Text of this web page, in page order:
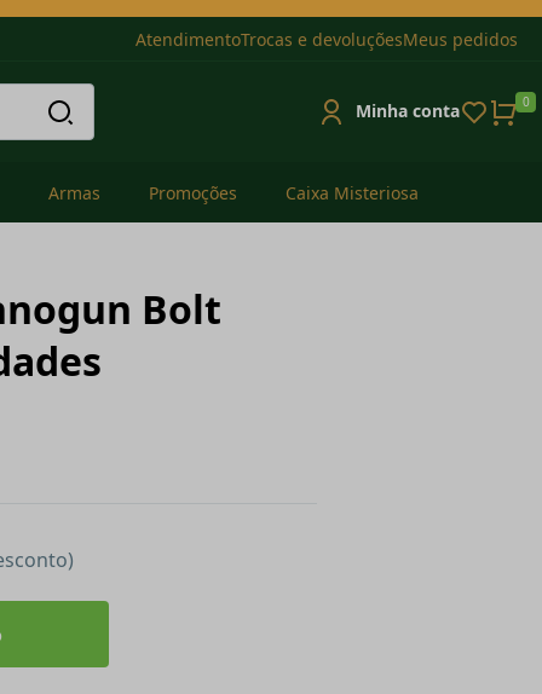
AtendimentoTrocas e devoluçõesMeus pedidos
Minha conta 0
Armas Promoções Caixa Misteriosa
Bolt